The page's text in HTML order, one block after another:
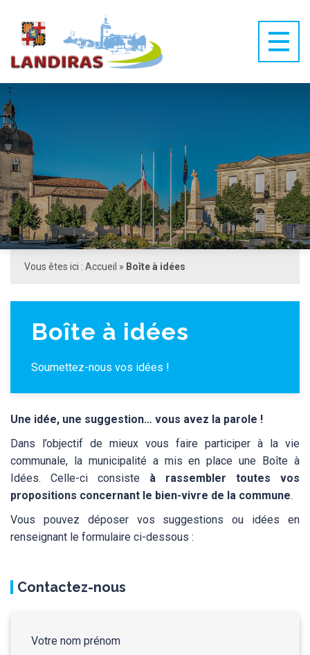
Vous êtes ici : Accueil » Boîte à idées
Boîte à idées
Soumettez-nous vos idées !
Une idée, une suggestion… vous avez la parole !
Dans l’objectif de mieux vous faire participer à la vie
communale, la municipalité a mis en place une Boîte à
Idées. Celle-ci consiste à rassembler toutes vos
propositions concernant le bien-vivre de la commune.
Vous pouvez déposer vos suggestions ou idées en
renseignant le formulaire ci-dessous :
Contactez-nous
Votre nom prénom